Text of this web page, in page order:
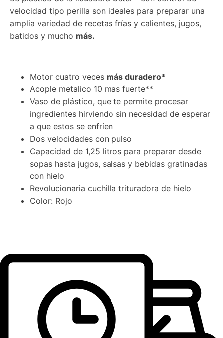
velocidad tipo perilla son ideales para preparar una
amplia variedad de recetas frías y calientes, jugos,
batidos y mucho más.
Motor cuatro veces más duradero*
Acople metalico 10 mas fuerte**
Vaso de plástico, que te permite procesar
ingredientes hirviendo sin necesidad de esperar
a que estos se enfríen
Dos velocidades con pulso
Capacidad de 1,25 litros para preparar desde
sopas hasta jugos, salsas y bebidas gratinadas
con hielo
Revolucionaria cuchilla trituradora de hielo
Color: Rojo